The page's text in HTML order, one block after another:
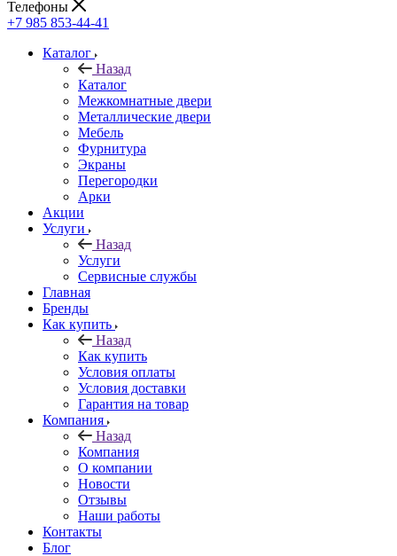
Телефоны
+7 985 853-44-41
Каталог
Назад
Каталог
Межкомнатные двери
Металлические двери
Мебель
Фурнитура
Экраны
Перегородки
Арки
Акции
Услуги
Назад
Услуги
Сервисные службы
Главная
Бренды
Как купить
Назад
Как купить
Условия оплаты
Условия доставки
Гарантия на товар
Компания
Назад
Компания
О компании
Новости
Отзывы
Наши работы
Контакты
Блог